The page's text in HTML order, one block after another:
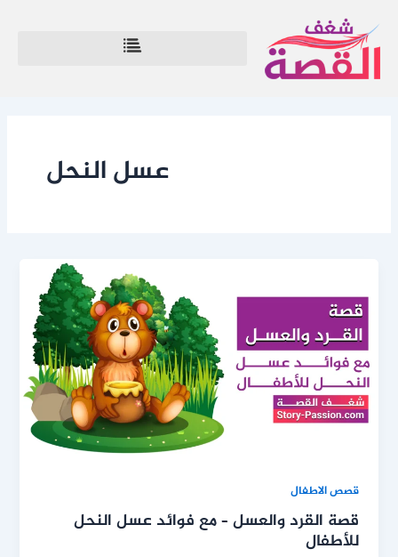
إلى
المحتوى
عسل النحل
قصص الاطفال
قصة القرد والعسل – مع فوائد عسل النحل
للأطفال